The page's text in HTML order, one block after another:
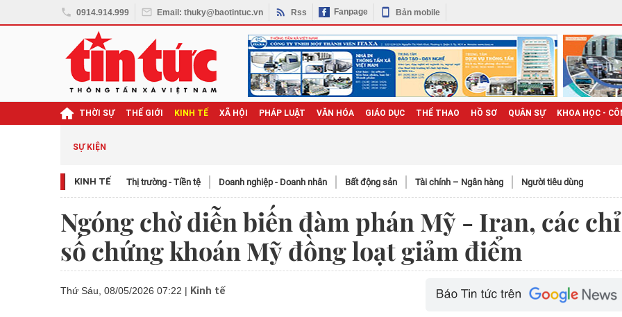
0914.914.999 Email: thuky@baotintuc.vn Rss Fanpage Bản mobile
THỜI SỰ THẾ GIỚI KINH TẾ XÃ HỘI PHÁP LUẬT VĂN HÓA GIÁO DỤC THỂ THAO HỒ SƠ QUÂN SỰ KHOA HỌC -
SỰ KIỆN
KINH TẾ Thị trường - Tiền tệ Doanh nghiệp - Doanh nhân Bất động sản Tài chính – Ngân hàng Người tiêu dùng
Ngóng chờ diễn biến đàm phán Mỹ - Iran, các chỉ
số chứng khoán Mỹ đồng loạt giảm điểm
Thứ Sáu, 08/05/2026 07:22 | Kinh tế